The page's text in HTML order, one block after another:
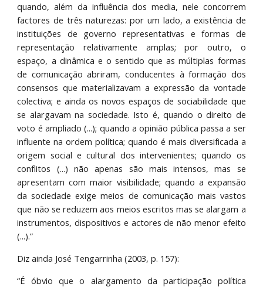
quando, além da influência dos media, nele concorrem
factores de três naturezas: por um lado, a existência de
instituições de governo representativas e formas de
representação relativamente amplas; por outro, o
espaço, a dinâmica e o sentido que as múltiplas formas
de comunicação abriram, conducentes à formação dos
consensos que materializavam a expressão da vontade
colectiva; e ainda os novos espaços de sociabilidade que
se alargavam na sociedade. Isto é, quando o direito de
voto é ampliado (...); quando a opinião pública passa a ser
influente na ordem política; quando é mais diversificada a
origem social e cultural dos intervenientes; quando os
conflitos (...) não apenas são mais intensos, mas se
apresentam com maior visibilidade; quando a expansão
da sociedade exige meios de comunicação mais vastos
que não se reduzem aos meios escritos mas se alargam a
instrumentos, dispositivos e actores de não menor efeito
(...).”
Diz ainda José Tengarrinha (2003, p. 157):
“É óbvio que o alargamento da participação política